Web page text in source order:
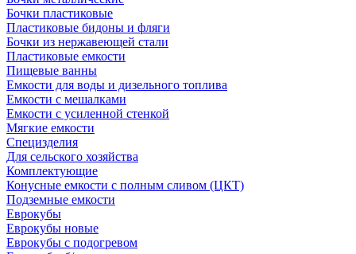
Бочки пластиковые
Пластиковые бидоны и фляги
Бочки из нержавеющей стали
Пластиковые емкости
Пищевые ванны
Емкости для воды и дизельного топлива
Емкости с мешалками
Емкости с усиленной стенкой
Мягкие емкости
Специзделия
Для сельского хозяйства
Комплектующие
Конусные емкости с полным сливом (ЦКТ)
Подземные емкости
Еврокубы
Еврокубы новые
Еврокубы с подогревом